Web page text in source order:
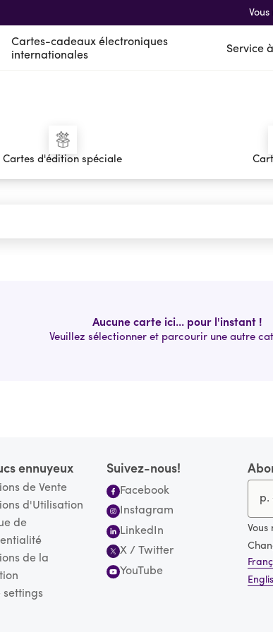
Cartes-cadeaux électroniques
internationales
Service
Cartes d'édition spéciale
Aucune carte ici... pour l'instant !
Veuillez sélectionner et parcourir une autre
ennuyeux
de Vente
d'Utilisation
de
de la
settings
Suivez-nous!
Facebook
Instagram
LinkedIn
X / Twitter
YouTube